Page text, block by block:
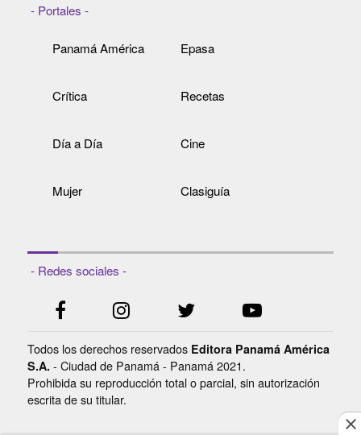
- Portales -
Panamá América Epasa
Crítica Recetas
Día a Día Cine
Mujer Clasiguía
- Redes sociales -
Todos los derechos reservados Editora Panamá América
S.A. - Ciudad de Panamá - Panamá 2021.
Prohibida su reproducción total o parcial, sin autorización
escrita de su titular.